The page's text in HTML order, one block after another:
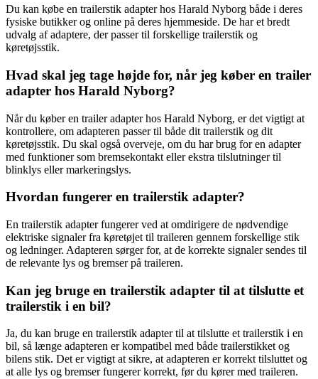
Du kan købe en trailerstik adapter hos Harald Nyborg både i deres
fysiske butikker og online på deres hjemmeside. De har et bredt
udvalg af adaptere, der passer til forskellige trailerstik og
køretøjsstik.
Hvad skal jeg tage højde for, når jeg køber en trailer
adapter hos Harald Nyborg?
Når du køber en trailer adapter hos Harald Nyborg, er det vigtigt at
kontrollere, om adapteren passer til både dit trailerstik og dit
køretøjsstik. Du skal også overveje, om du har brug for en adapter
med funktioner som bremsekontakt eller ekstra tilslutninger til
blinklys eller markeringslys.
Hvordan fungerer en trailerstik adapter?
En trailerstik adapter fungerer ved at omdirigere de nødvendige
elektriske signaler fra køretøjet til traileren gennem forskellige stik
og ledninger. Adapteren sørger for, at de korrekte signaler sendes til
de relevante lys og bremser på traileren.
Kan jeg bruge en trailerstik adapter til at tilslutte et
trailerstik i en bil?
Ja, du kan bruge en trailerstik adapter til at tilslutte et trailerstik i en
bil, så længe adapteren er kompatibel med både trailerstikket og
bilens stik. Det er vigtigt at sikre, at adapteren er korrekt tilsluttet og
at alle lys og bremser fungerer korrekt, før du kører med traileren.